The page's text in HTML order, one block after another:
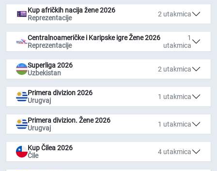
Kup afričkih nacija žene 2026
Reprezentacije
2 utakmica
Centralnoameričke i Karipske igre Žene 2026
Reprezentacije
1
utakmica
Superliga 2026
Uzbekistan
2 utakmica
Primera divizion 2026
Urugvaj
1 utakmica
Primera divizion. Žene 2026
Urugvaj
1 utakmica
Kup Čilea 2026
Čile
4 utakmica